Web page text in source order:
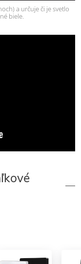
a určuje či je svetlo
biele.